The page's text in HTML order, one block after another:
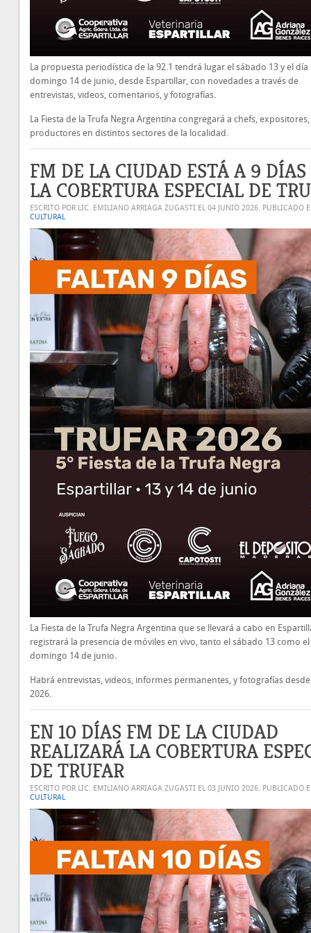
La propuesta periodística de la 92.1 tendrá lugar el sábado 13 y el día
domingo 14 de junio, desde Espartillar, con novedades a través de
entrevistas, videos, comentarios, y fotografías.
La Fiesta de la Trufa Negra Argentina congregará a chefs, expositores,
productores en distintos sectores de la localidad.
FM DE LA CIUDAD ESTÁ A 9 DÍAS
LA COBERTURA ESPECIAL DE
ESCRITO POR LIC. EMILIANO ARRIAGA ZUGASTI EL 04 JUNIO 2026. PUBLICADO
CULTURAL
La Fiesta de la Trufa Negra Argentina que se llevará a cabo en
registrará la presencia de móviles en vivo, tanto el sábado 13 como
domingo 14 de junio.
Habrá entrevistas, videos, informes permanentes, y fotografías desde
2026.
EN 10 DÍAS FM DE LA CIUDAD
REALIZARÁ LA COBERTURA
DE TRUFAR
ESCRITO POR LIC. EMILIANO ARRIAGA ZUGASTI EL 03 JUNIO 2026. PUBLICADO
CULTURAL